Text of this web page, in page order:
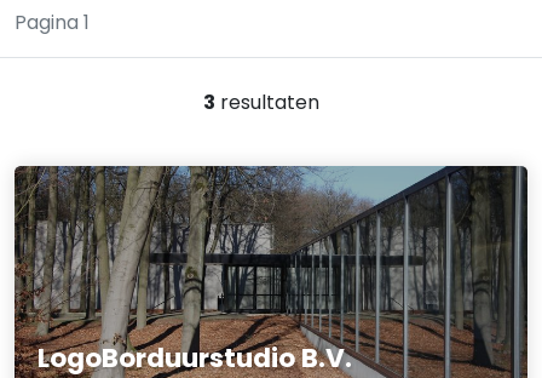
Pagina 1
3 resultaten
LogoBorduurstudio B.V.